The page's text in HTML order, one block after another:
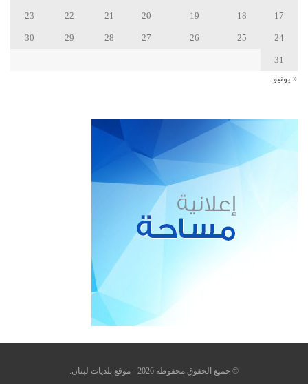
17
18
19
20
21
22
23
24
25
26
27
28
29
30
31
« يونيو
© جميع الحقوق محفوظة 2026 - موقع بلديات لبنان.